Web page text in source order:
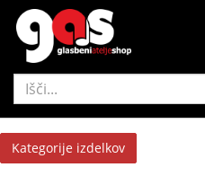
Kategorije izdelkov